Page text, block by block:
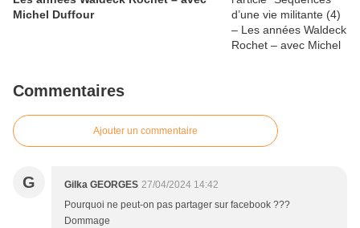
Michel Duffour
Commentaires
Ajouter un commentaire
G Gilka GEORGES 27/04/2024 14:42
Pourquoi ne peut-on pas partager sur facebook ???
Dommage